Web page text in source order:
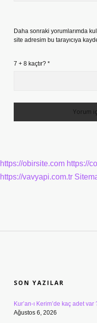
Daha sonraki yorumlarımda
site adresim bu tarayıcıya
7 + 8 kaçtır? *
https://obirsite.com https://
https://vavyapi.com.tr
SON YAZILAR
Kur’an-ı Kerim’de kaç adet var
Ağustos 6, 2026